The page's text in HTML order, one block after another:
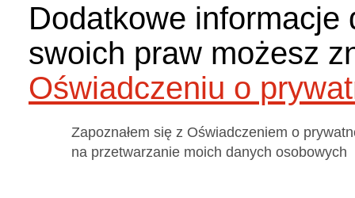
Dodatkowe informacje
swoich praw możesz
Oświadczeniu o
Zapoznałem się z Oświadczeniem o
na przetwarzanie moich danych osobowych